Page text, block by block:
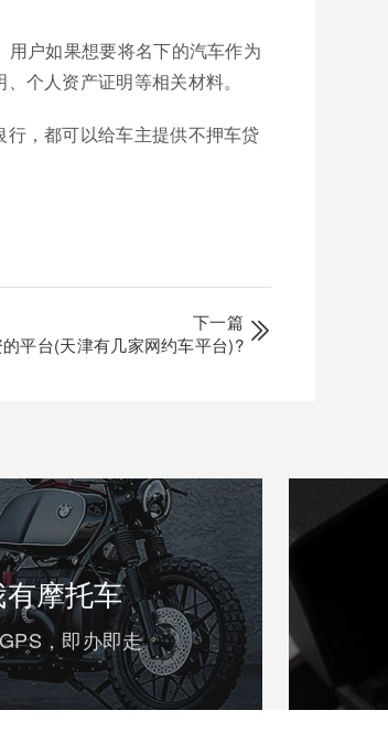
户如果想要将名下的汽车作为
个人资产证明等相关材料。
，都可以给车主提供不押车贷
下一篇
平台(天津有几家网约车平台)?
摩托车
，即办即走